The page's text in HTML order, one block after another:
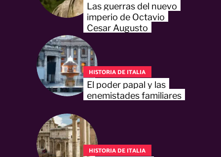
Las guerras del nuevo
imperio de Octavio
Cesar Augusto
HISTORIA DE ITALIA
El poder papal y las
enemistades familiares
HISTORIA DE ITALIA